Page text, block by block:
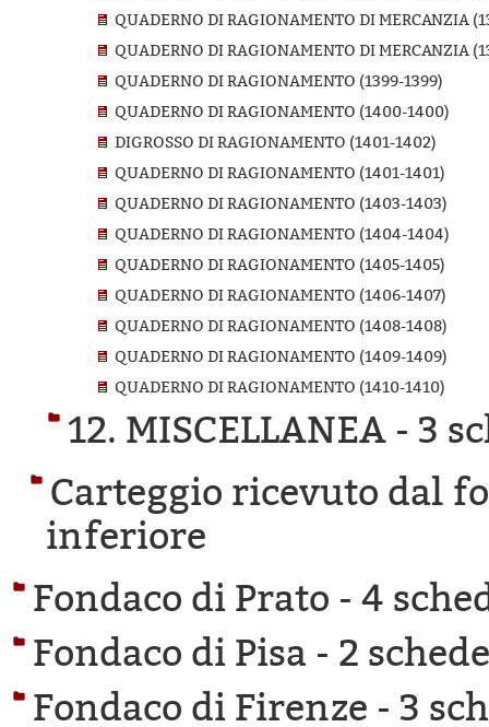
QUADERNO DI RAGIONAMENTO DI MERCANZIA
QUADERNO DI RAGIONAMENTO DI MERCANZIA
QUADERNO DI RAGIONAMENTO (1399-1399)
QUADERNO DI RAGIONAMENTO (1400-1400)
DIGROSSO DI RAGIONAMENTO (1401-1402)
QUADERNO DI RAGIONAMENTO (1401-1401)
QUADERNO DI RAGIONAMENTO (1403-1403)
QUADERNO DI RAGIONAMENTO (1404-1404)
QUADERNO DI RAGIONAMENTO (1405-1405)
QUADERNO DI RAGIONAMENTO (1406-1407)
QUADERNO DI RAGIONAMENTO (1408-1408)
QUADERNO DI RAGIONAMENTO (1409-1409)
QUADERNO DI RAGIONAMENTO (1410-1410)
12. MISCELLANEA - 3
Carteggio ricevuto dal
inferiore
Fondaco di Prato - 4
Fondaco di Pisa - 2
Fondaco di Firenze - 3